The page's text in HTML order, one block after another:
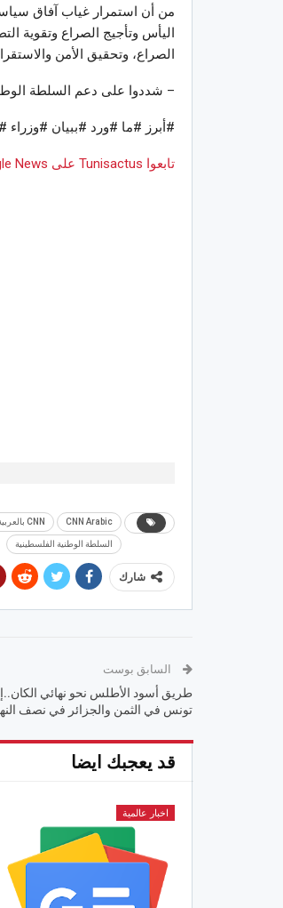
من أن استمرار غياب آفاق
اليأس وتأجيج الصراع وتقوية
الصراع، وتحقيق الأمن
– شددوا على دعم السلطة
#أبرز #ما #ورد #ببيان
تابعوا Tunisactus على Google News
CNN Arabic CNN بالعربية
السلطة الوطنية الفلسطينية
شارك
السابق بوست
طريق أسود الأطلس نحو نهائي
تونس في الثمن والجزائر في نصف
قد يعجبك ايضا
اخبار عالمية